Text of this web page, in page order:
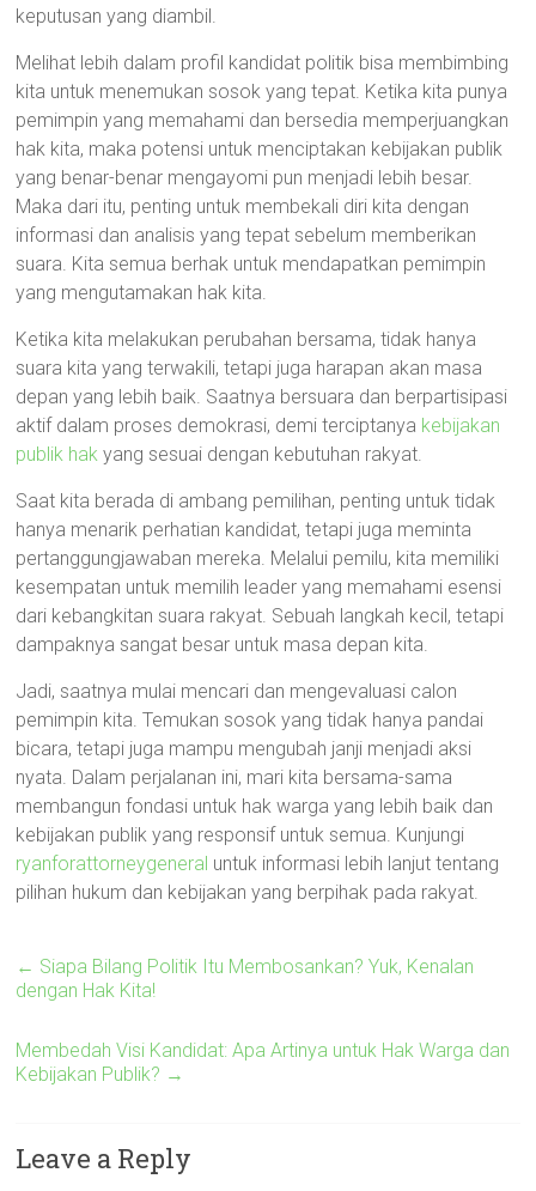
keputusan yang diambil.
Melihat lebih dalam profil kandidat politik bisa membimbing
kita untuk menemukan sosok yang tepat. Ketika kita punya
pemimpin yang memahami dan bersedia memperjuangkan
hak kita, maka potensi untuk menciptakan kebijakan publik
yang benar-benar mengayomi pun menjadi lebih besar.
Maka dari itu, penting untuk membekali diri kita dengan
informasi dan analisis yang tepat sebelum memberikan
suara. Kita semua berhak untuk mendapatkan pemimpin
yang mengutamakan hak kita.
Ketika kita melakukan perubahan bersama, tidak hanya
suara kita yang terwakili, tetapi juga harapan akan masa
depan yang lebih baik. Saatnya bersuara dan berpartisipasi
aktif dalam proses demokrasi, demi terciptanya kebijakan
publik hak yang sesuai dengan kebutuhan rakyat.
Saat kita berada di ambang pemilihan, penting untuk tidak
hanya menarik perhatian kandidat, tetapi juga meminta
pertanggungjawaban mereka. Melalui pemilu, kita memiliki
kesempatan untuk memilih leader yang memahami esensi
dari kebangkitan suara rakyat. Sebuah langkah kecil, tetapi
dampaknya sangat besar untuk masa depan kita.
Jadi, saatnya mulai mencari dan mengevaluasi calon
pemimpin kita. Temukan sosok yang tidak hanya pandai
bicara, tetapi juga mampu mengubah janji menjadi aksi
nyata. Dalam perjalanan ini, mari kita bersama-sama
membangun fondasi untuk hak warga yang lebih baik dan
kebijakan publik yang responsif untuk semua. Kunjungi
ryanforattorneygeneral untuk informasi lebih lanjut tentang
pilihan hukum dan kebijakan yang berpihak pada rakyat.
← Siapa Bilang Politik Itu Membosankan? Yuk, Kenalan
dengan Hak Kita!
Membedah Visi Kandidat: Apa Artinya untuk Hak Warga dan
Kebijakan Publik? →
Leave a Reply